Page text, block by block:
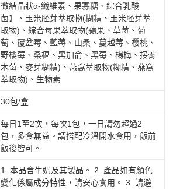
微結晶狀α-纖維素、果寡糖、綜合乳酸
菌】、玉米胚芽萃取物(糊精、玉米胚芽萃
取物)、綜合莓果萃取物(蘋果、草莓、葡
萄、覆盆莓、藍莓、山桑、蔓越莓、櫻桃、
野櫻莓、桑椹、黑加侖、黑莓、楊梅、接骨
木莓、麥芽糊精)、燕窩萃取物(糊精、燕窩
萃取物)、生物素
30包/盒
每日1至2次，每次1包，一日請勿超過2
包，多食無益。請搭配冷溫開水食用，飯前
飯後皆可。
1. 本品含牛奶及其製品。 2. 產品如有顏色
變化係屬成分特性，請安心食用。 3. 請避